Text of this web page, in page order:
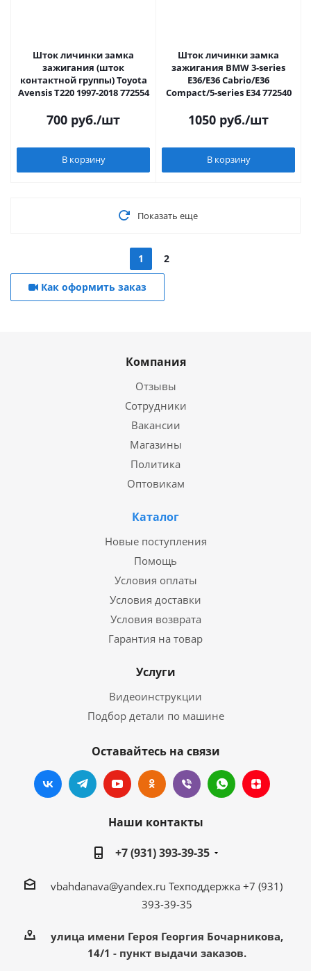
Шток личинки замка
зажигания (шток
контактной группы) Toyota
Avensis T220 1997-2018 772554
700 руб./шт
В корзину
Шток личинки замка
зажигания BMW 3-series
E36/E36 Cabrio/E36
Compact/5-series E34 772540
1050 руб./шт
В корзину
Показать еще
1 2
Как оформить заказ
Компания
Отзывы
Сотрудники
Вакансии
Магазины
Политика
Оптовикам
Каталог
Новые поступления
Помощь
Условия оплаты
Условия доставки
Условия возврата
Гарантия на товар
Услуги
Видеоинструкции
Подбор детали по машине
Оставайтесь на связи
Наши контакты
+7 (931) 393-39-35
vbahdanava@yandex.ru Техподдержка +7 (931)
393-39-35
улица имени Героя Георгия Бочарникова,
14/1 - пункт выдачи заказов.